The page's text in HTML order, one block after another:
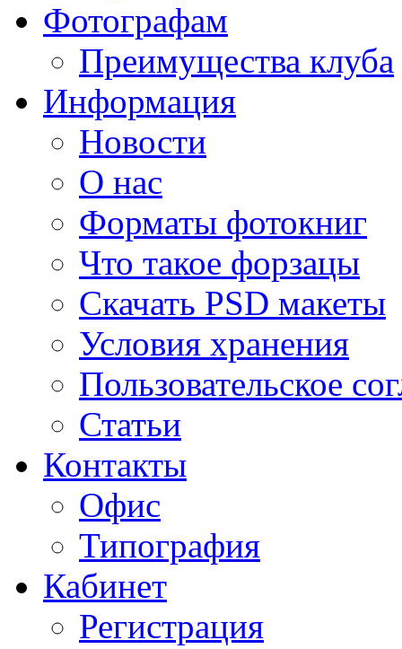
Фотографам
Преимущества клуба
Информация
Новости
О нас
Форматы фотокниг
Что такое форзацы
Скачать PSD макеты
Условия хранения
Пользовательское
Статьи
Контакты
Офис
Типография
Кабинет
Регистрация